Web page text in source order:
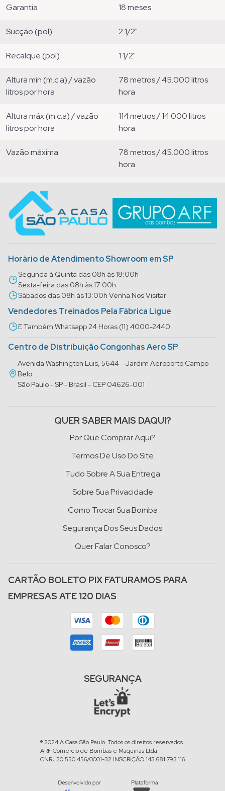
garantia 18 meses
sucção (pol) 2 1/2"
recalque (pol) 1 1/2"
altura min (m.c.a) / vazão
litros por hora
78 metros / 45.000 litros
hora
altura máx (m.c.a) / vazão
litros por hora
114 metros / 14.000 litros
hora
vazão máxima
78 metros / 45.000 litros
hora
Horário de Atendimento Showroom em SP
Segunda à Quinta das 08h às 18:00h
Sexta-feira das 08h às 17:00h
Sábados das 08h às 13:00h Venha Nos Visitar
Vendedores Treinados Pela Fábrica Ligue
E Também Whatsapp 24 Horas (11) 4000-2440
Centro de Distribuição Congonhas Aero SP
Avenida Washington Luis, 5644 - Jardim Aeroporto Campo
Belo
São Paulo - SP - Brasil - CEP 04626-001
QUER SABER MAIS DAQUI?
Por Que Comprar Aqui?
Termos De Uso Do Site
Tudo Sobre A Sua Entrega
Sobre Sua Privacidade
Como Trocar Sua Bomba
Segurança Dos Seus Dados
Quer Falar Conosco?
CARTÃO BOLETO PIX FATURAMOS PARA
EMPRESAS ATE 120 DIAS
SEGURANÇA
® 2024 A Casa São Paulo. Todos os direitos reservados.
ARF Comércio de Bombas é Máquinas Ltda.
CNPJ 20.550.456/0001-32 INSCRIÇÃO 143.681.793.116